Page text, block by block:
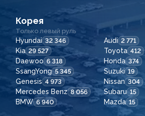
Корея
Только левый руль
Hyundai 32 346 Audi 2 771
Kia 29 527 Toyota 412
Daewoo 6 318 Honda 374
SsangYong 5 345 Suzuki 19
Genesis 4 973 Nissan 304
Mercedes Benz 8 056 Subaru 15
BMW 6 940 Mazda 15